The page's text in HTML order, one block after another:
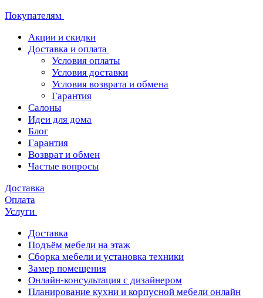
Покупателям
Акции и скидки
Доставка и оплата
Условия оплаты
Условия доставки
Условия возврата и обмена
Гарантия
Салоны
Идеи для дома
Блог
Гарантия
Возврат и обмен
Частые вопросы
Доставка
Оплата
Услуги
Доставка
Подъём мебели на этаж
Сборка мебели и установка техники
Замер помещения
Онлайн-консультация с дизайнером
Планирование кухни и корпусной мебели онлайн